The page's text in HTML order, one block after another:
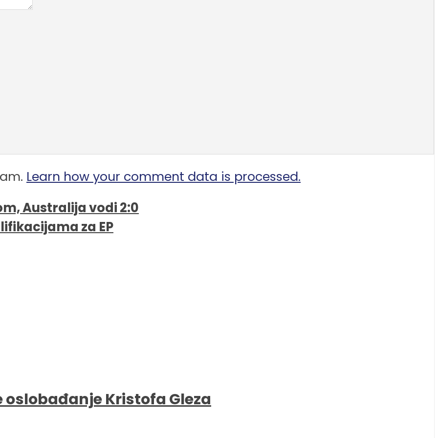
Learn how your comment data is processed.
Australija vodi 2:0
za EP
Kristofa Gleza